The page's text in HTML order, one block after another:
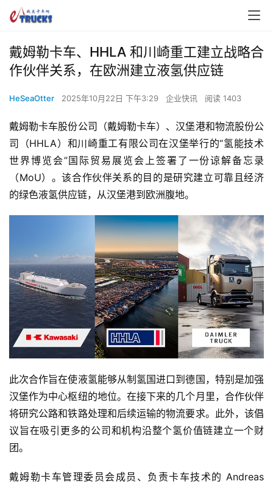
戴姆勒卡车、HHLA 和川崎重工建立战略合
作伙伴关系，在欧洲建立液氢供应链
HeSeaOtter 2025年10月22日 下午3:29 企业快讯 阅读 1403
戴姆勒卡车股份公司（戴姆勒卡车）、汉堡港和物流股份公
司（HHLA）和川崎重工有限公司在汉堡举行的“氢能技术
世界博览会”国际贸易展览会上签署了一份谅解备忘录
（MoU）。该合作伙伴关系的目的是研究建立可靠且经济
的绿色液氢供应链，从汉堡港到欧洲腹地。
此次合作旨在使液氢能够从制氢国进口到德国，特别是加强
汉堡作为中心枢纽的地位。在接下来的几个月里，合作伙伴
将研究公路和铁路处理和后续运输的物流要求。此外，该倡
议旨在吸引更多的公司和机构沿整个氢价值链建立一个财
团。
戴姆勒卡车管理委员会成员、负责卡车技术的 Andreas